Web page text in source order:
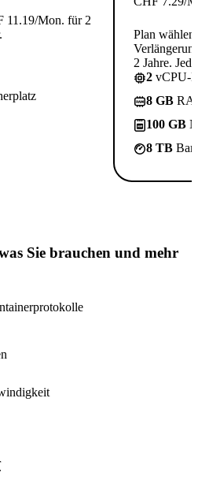
11.19/Mon. für 2
Plan wählen
2 Jahre.
2 vCPU-
8 GB
100 GB
8 TB
Sie brauchen und mehr